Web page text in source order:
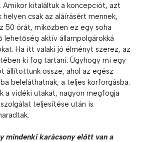
Amikor kitaláltuk a koncepciót, azt
csak az aláírásért mennek,
50 órát, miközben ez egy soha
lehetőség aktív állampolgárokká
Ha itt valaki jó élményt szerez, az
ki fog tartani. Úgyhogy mi egy
állítottunk össze, ahol az egész
beleláthatnak, a teljes körforgásba.
a vidéki utakat, nagyon megfogja
teljesítése után is
mindenki karácsony előtt van a